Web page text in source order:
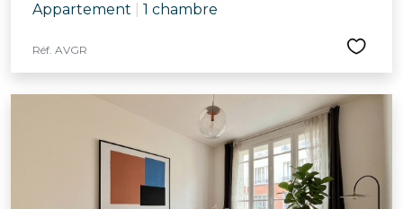
Appartement 1 chambre
Réf. AVGR